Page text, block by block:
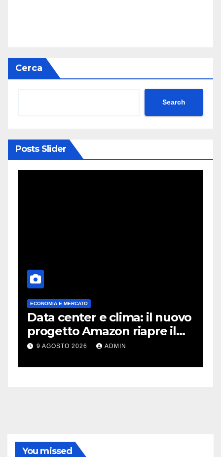
Cerca
Search
Posts Slider
ECONOMIA E MERCATO
Data center e clima: il nuovo
progetto Amazon riapre il
dibattito sulle emissioni
9 AGOSTO 2026 ADMIN
You missed